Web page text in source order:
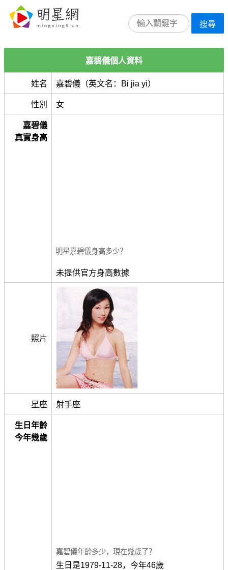
搜尋
嘉碧儀個人資料
姓名 嘉碧儀（英文名：Bi jia yi）
性別 女
嘉碧儀
真實身高
明星嘉碧儀身高多少？
未提供官方身高數據
照片
星座 射手座
生日年齡
今年幾歲
嘉碧儀年齡多少，現在幾歲了？
生日是1979-11-28，今年46歲